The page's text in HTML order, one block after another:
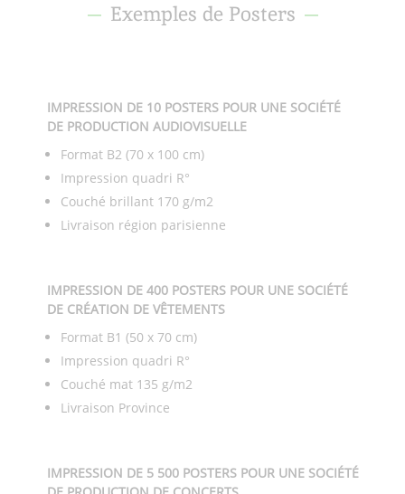
Exemples de Posters
IMPRESSION DE 10 POSTERS POUR UNE SOCIÉTÉ
DE PRODUCTION AUDIOVISUELLE
Format B2 (70 x 100 cm)
Impression quadri R°
Couché brillant 170 g/m2
Livraison région parisienne
IMPRESSION DE 400 POSTERS POUR UNE SOCIÉTÉ
DE CRÉATION DE VÊTEMENTS
Format B1 (50 x 70 cm)
Impression quadri R°
Couché mat 135 g/m2
Livraison Province
IMPRESSION DE 5 500 POSTERS POUR UNE SOCIÉTÉ